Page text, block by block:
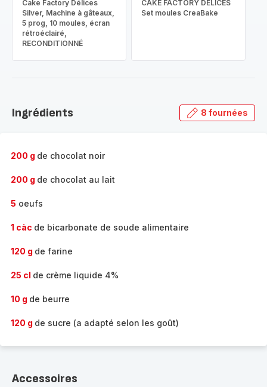
Cake Factory Délices
Silver, Machine à gâteaux,
5 prog, 10 moules, écran
rétroéclairé,
RECONDITIONNÉ
CAKE FACTORY DELICES
Set moules CreaBake
Ingrédients 8 fournées
200 g de chocolat noir
200 g de chocolat au lait
5 oeufs
1 càc de bicarbonate de soude alimentaire
120 g de farine
25 cl de crème liquide 4%
10 g de beurre
120 g de sucre (a adapté selon les goût)
Accessoires